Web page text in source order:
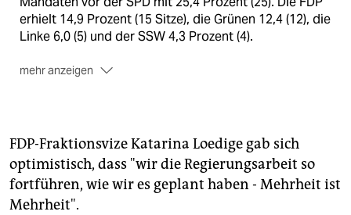
erhielt 14,9 Prozent (15 Sitze), die Grünen 12,4 (12), die
Linke 6,0 (5) und der SSW 4,3 Prozent (4).
mehr anzeigen
Die Verteilung ist umstritten, weil drei von elf
Überhangmandaten der CDU entsprechend dem
Wahlgesetz nicht durch Ausgleichsmandate für
andere Parteien kompensiert wurden. Ohne
FDP-Fraktionsvize Katarina Loedige gab sich
optimistisch, dass "wir die Regierungsarbeit so
fortführen, wie wir es geplant haben - Mehrheit ist
Mehrheit".